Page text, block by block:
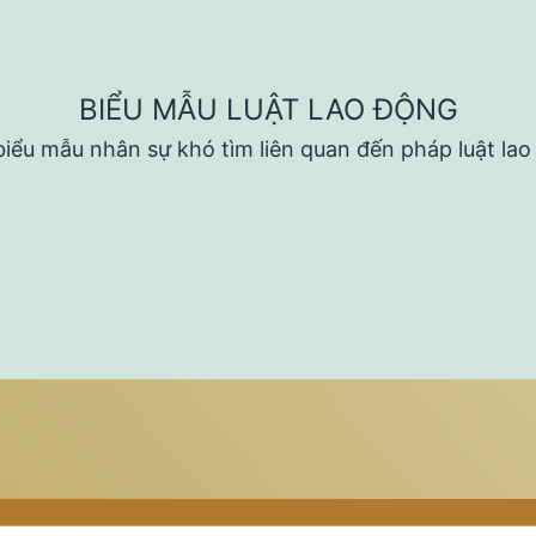
BIỂU MẪU LUẬT LAO ĐỘNG
mẫu nhân sự khó tìm liên quan đến pháp luật